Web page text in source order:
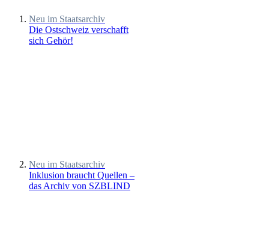
Neu im Staatsarchiv
Die Ostschweiz verschafft
sich Gehör!
Neu im Staatsarchiv
Inklusion braucht Quellen –
das Archiv von SZBLIND